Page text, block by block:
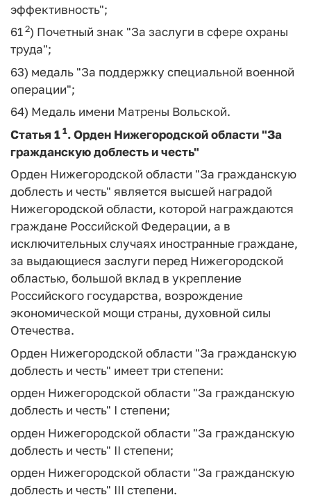
эффективность";
61 2) Почетный знак "За заслуги в сфере охраны
труда";
63) медаль "За поддержку специальной военной
операции";
64) Медаль имени Матрены Вольской.
Статья 1 1.Орден Нижегородской области "За
гражданскую доблесть и честь"
Орден Нижегородской области "За гражданскую
доблесть и честь" является высшей наградой
Нижегородской области, которой награждаются
граждане Российской Федерации, а в
исключительных случаях иностранные граждане,
за выдающиеся заслуги перед Нижегородской
областью, большой вклад в укрепление
Российского государства, возрождение
экономической мощи страны, духовной силы
Отечества.
Орден Нижегородской области "За гражданскую
доблесть и честь" имеет три степени:
орден Нижегородской области "За гражданскую
доблесть и честь" I степени;
орден Нижегородской области "За гражданскую
доблесть и честь" II степени;
орден Нижегородской области "За гражданскую
доблесть и честь" III степени.